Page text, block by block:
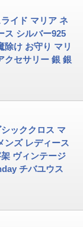
イド マリア ネ
ス シルバー925
除け お守り マリ
クセサリー 銀 銀
ッククロス マ
ンズ レディース
ヴィンテージ
チバユウス